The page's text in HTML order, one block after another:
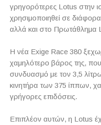
γρηγορότερες Lotus στην
χρησιμοποιηθεί σε
αλλά και στο Πρωτάθλημα
Η νέα Exige Race 380
χαμηλότερο βάρος της,
συνδυασμό με τον 3,5
κινητήρα των 375 ίππων,
γρήγορες επιδόσεις.
Επιπλέον αυτών, η Lotus